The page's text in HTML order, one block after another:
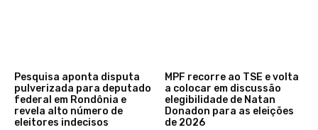
Pesquisa aponta disputa
pulverizada para deputado
federal em Rondônia e
revela alto número de
eleitores indecisos
MPF recorre ao TSE e volta
a colocar em discussão
elegibilidade de Natan
Donadon para as eleições
de 2026